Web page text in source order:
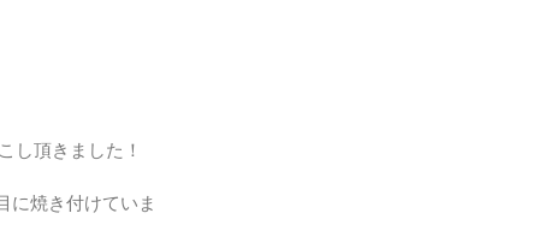
し頂きました！
に焼き付けていま